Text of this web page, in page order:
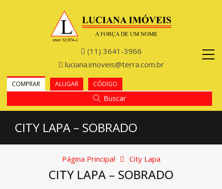
(11) 3641-3966
luciana.imoveis@terra.com.br
COMPRAR ALUGAR CÓDIGO
Buscar
CITY LAPA – SOBRADO
Página Principal City Lapa
CITY LAPA – SOBRADO